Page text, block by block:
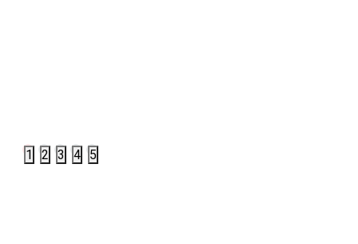
1 2 3 4 5